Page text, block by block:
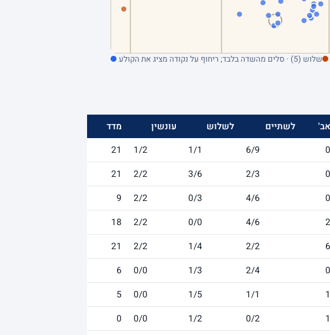
שלוש (5) · סלים מהשדה בלבד; ריחוף על נקודה מציג את הקולע
אב' לשתיים לשלוש עונשין
מדד
0
6/9
1/1
1/2
21
0
2/3
3/6
2/2
21
0
4/6
0/3
2/2
9
2
4/6
0/0
2/2
18
6
2/2
1/4
2/2
21
0
2/4
1/3
0/0
6
1
1/1
1/5
0/0
5
1
0/2
1/2
0/0
0